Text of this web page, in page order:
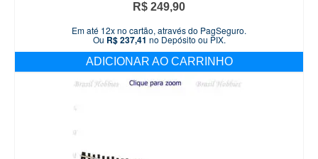
R$ 249,90
Em até 12x no cartão, através do PagSeguro.
Ou R$237,41 no Depósito ou PIX.
ADICIONAR AO CARRINHO